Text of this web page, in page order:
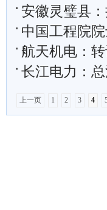
安徽灵璧县
中国工程院院士 刘吉
航天机电：
长江电力：
上一页 1 2 3 4